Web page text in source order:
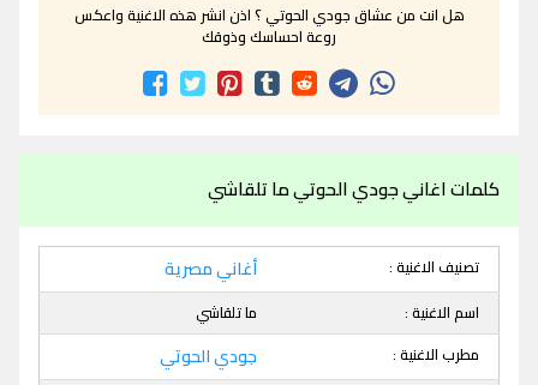
هل انت من عشاق جودي الحوتي ؟ اذن انشر هذه الاغنية واعكس
روعة احساسك وذوقك
كلمات اغاني جودي الحوتي ما تلقاشي
تصنيف الاغنية : أغاني مصرية
اسم الاغنية :
ما تلقاشي
مطرب الاغنية :
جودي الحوتي